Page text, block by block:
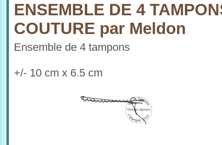
ENSEMBLE DE 4
COUTURE par Meldon
Ensemble de 4 tampons
+/- 10 cm x 6.5 cm